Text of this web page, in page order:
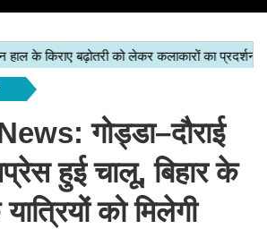
गोड्डा–दौराई
हुई चालू, बिहार के
को मिलेगी